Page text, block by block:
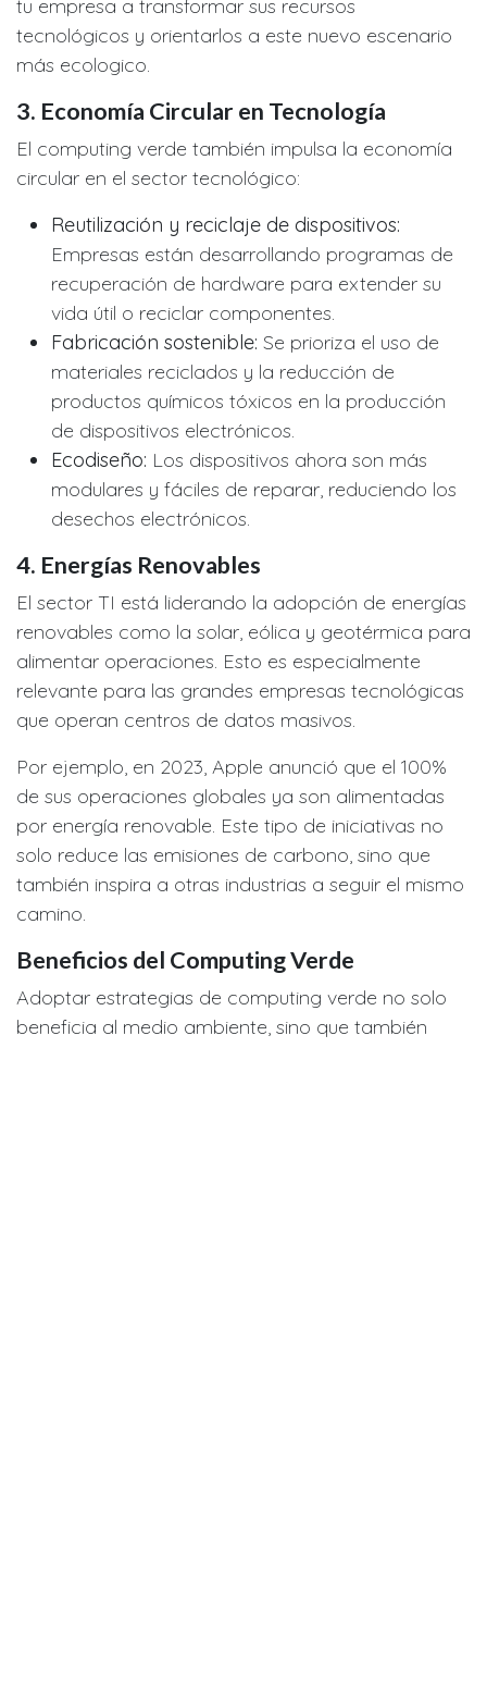
tu empresa a transformar sus recursos
tecnológicos y orientarlos a este nuevo escenario
más ecologico.
3. Economía Circular en Tecnología
El computing verde también impulsa la economía
circular en el sector tecnológico:
Reutilización y reciclaje de dispositivos:
Empresas están desarrollando programas de
recuperación de hardware para extender su
vida útil o reciclar componentes.
Fabricación sostenible: Se prioriza el uso de
materiales reciclados y la reducción de
productos químicos tóxicos en la producción
de dispositivos electrónicos.
Ecodiseño: Los dispositivos ahora son más
modulares y fáciles de reparar, reduciendo los
desechos electrónicos.
4. Energías Renovables
El sector TI está liderando la adopción de energías
renovables como la solar, eólica y geotérmica para
alimentar operaciones. Esto es especialmente
relevante para las grandes empresas tecnológicas
que operan centros de datos masivos.
Por ejemplo, en 2023, Apple anunció que el 100%
de sus operaciones globales ya son alimentadas
por energía renovable. Este tipo de iniciativas no
solo reduce las emisiones de carbono, sino que
también inspira a otras industrias a seguir el mismo
camino.
Beneficios del Computing Verde
Adoptar estrategias de computing verde no solo
beneficia al medio ambiente, sino que también